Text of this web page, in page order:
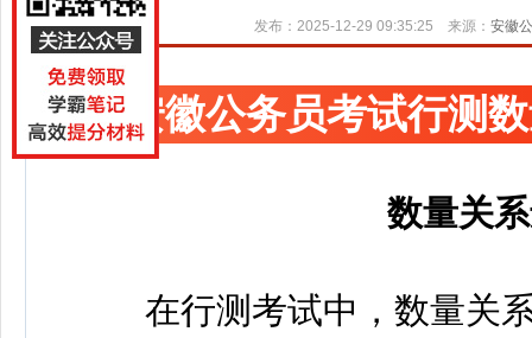
发布：2025-12-29 09:35:25 来源： 安徽
安徽公务员考试行测
数量关
在行测考试中，数量关系